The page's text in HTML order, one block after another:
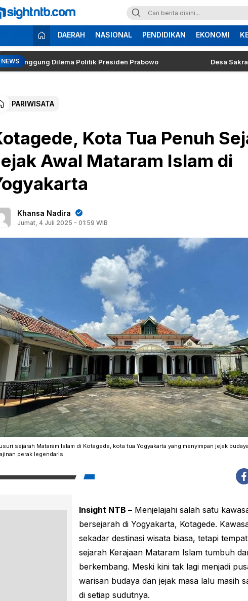
Seputar NTB DAERAH NASIONAL PENDIDIKAN EKONOMI
NEWS Dilema Politik Presiden Prabowo Desa Sakra
PARIWISATA
Kota Tua Penuh
Awal Mataram Islam di
Khansa Nadira
Jumat, 4 Juli 2025 - 01:59 WIB
sejarah Mataram Islam di Kotagede, kota tua Yogyakarta yang menyimpan jejak
perak legendaris.
Insight NTB – Menjelajahi salah satu
bersejarah di Yogyakarta, Kotagede.
sekadar destinasi wisata biasa, tetapi
sejarah Kerajaan Mataram Islam tumbuh
berkembang. Meski kini tak lagi menjadi
warisan budaya dan jejak masa lalu masih
di setiap sudutnya.